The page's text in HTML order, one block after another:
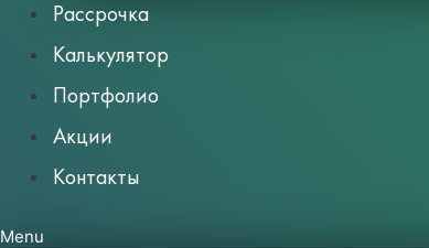
Рассрочка
Калькулятор
Портфолио
Акции
Контакты
Menu